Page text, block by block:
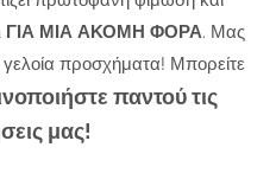
ΓΙΑ ΜΙΑ ΑΚΟΜΗ ΦΟΡΑ. Μας
γελοία προσχήματα! Μπορείτε
παντού τις
μας!